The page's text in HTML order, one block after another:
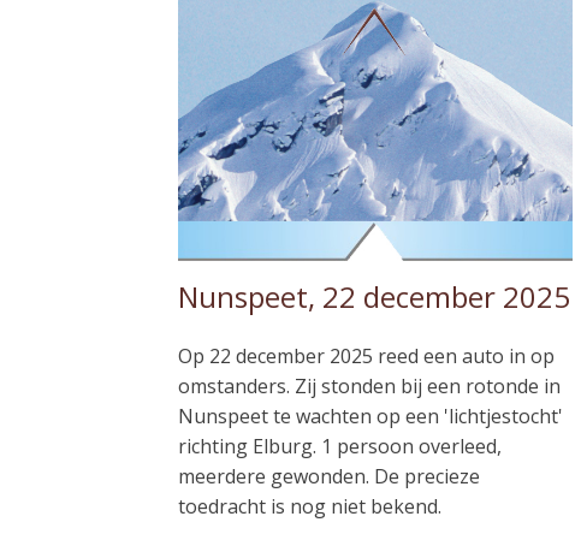
Nunspeet, 22 december 2025
Op 22 december 2025 reed een auto in op
omstanders. Zij stonden bij een rotonde in
Nunspeet te wachten op een 'lichtjestocht'
richting Elburg. 1 persoon overleed,
meerdere gewonden. De precieze
toedracht is nog niet bekend.